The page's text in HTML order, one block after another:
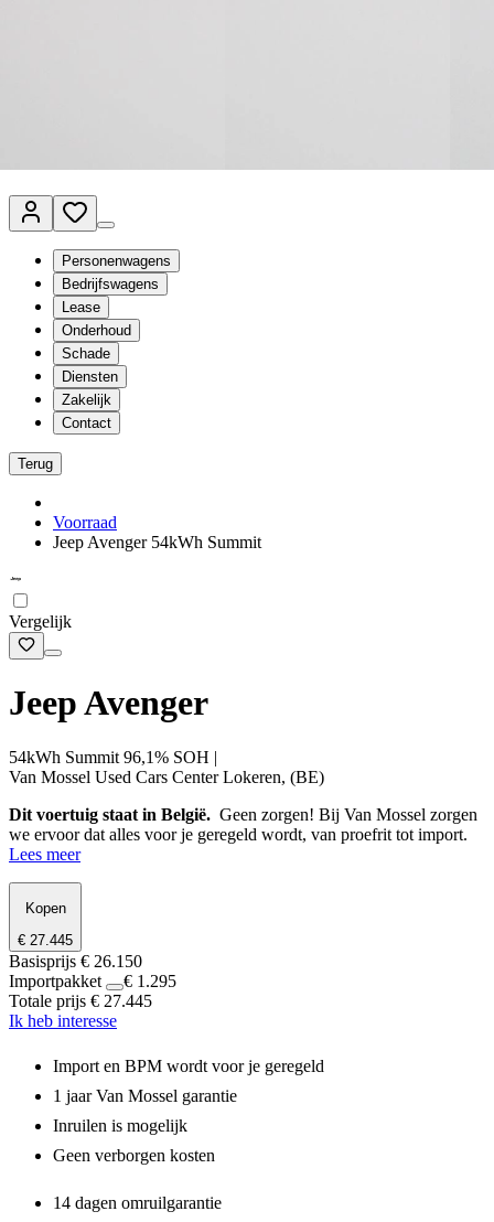
Personenwagens
Bedrijfswagens
Lease
Onderhoud
Schade
Diensten
Zakelijk
Contact
Terug
Voorraad
Jeep Avenger 54kWh Summit
Vergelijk
Jeep Avenger
54kWh Summit 96,1% SOH |
Van Mossel Used Cars Center Lokeren, (BE)
Dit voertuig staat in België. Geen zorgen! Bij Van Mossel zorgen
we ervoor dat alles voor je geregeld wordt, van proefrit tot import.
Lees meer
Kopen
€ 27.445
Basisprijs € 26.150
Importpakket
€ 1.295
Totale prijs € 27.445
Ik heb interesse
Import en BPM wordt voor je geregeld
1 jaar Van Mossel garantie
Inruilen is mogelijk
Geen verborgen kosten
14 dagen omruilgarantie